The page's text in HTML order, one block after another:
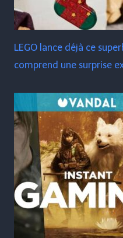
LEGO lance déjà ce
comprend une surprise